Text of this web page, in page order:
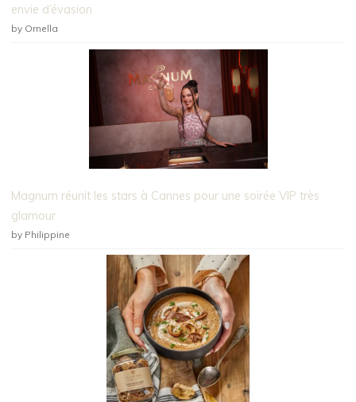
envie d’évasion
by Ornella
Magnum réunit les stars à Cannes pour une soirée VIP très
glamour
by Philippine